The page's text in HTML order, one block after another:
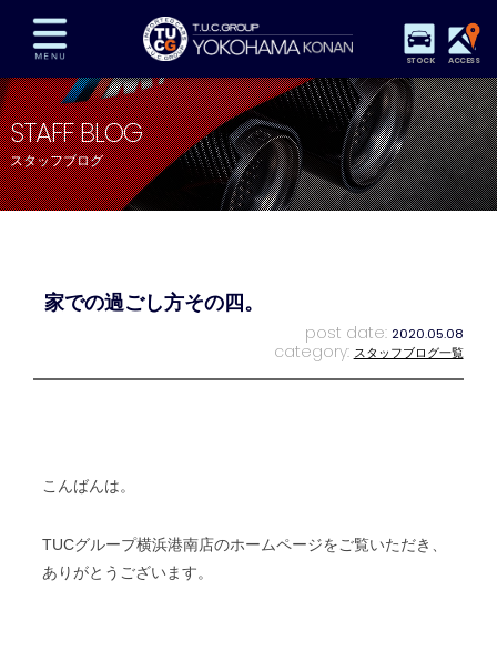
STOCK ACCESS
在庫車両情報 保証&サービス パーツリスト
TUCとは？ 店舗情報 アクセスマップ
全国納車 特別作業 注文販売
STAFF BLOG
スタッフブログ
家での過ごし方その四。
post date: 2020.05.08
category: スタッフブログ一覧
こんばんは。
TUCグループ横浜港南店のホームページをご覧いただき、
ありがとうございます。